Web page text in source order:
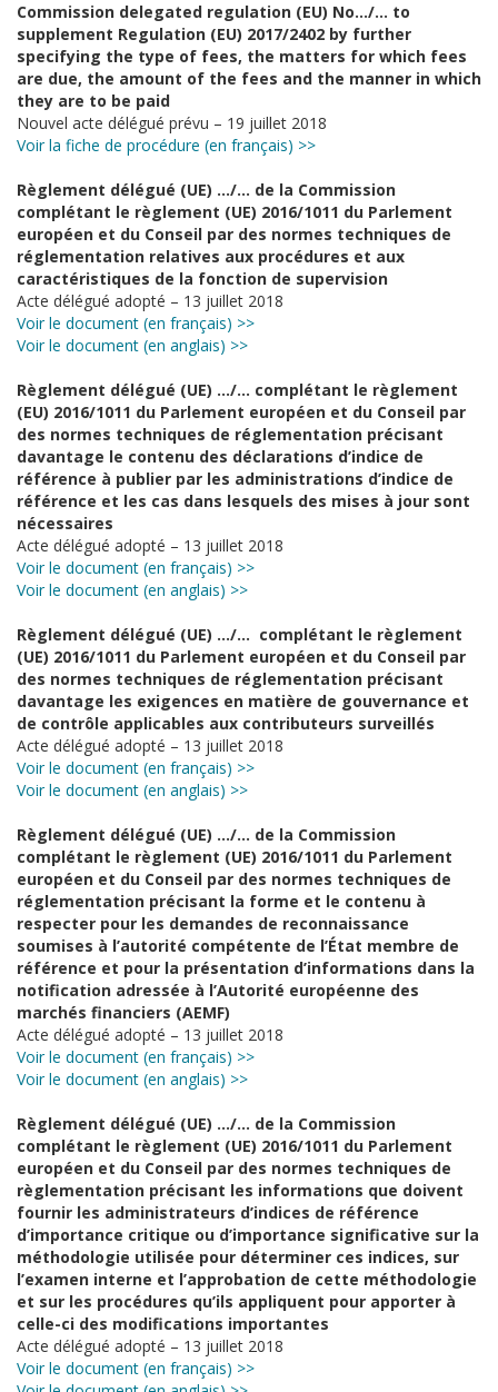
Commission delegated regulation (EU) No…/… to
supplement Regulation (EU) 2017/2402 by further
specifying the type of fees, the matters for which fees
are due, the amount of the fees and the manner in which
they are to be paid
Nouvel acte délégué prévu – 19 juillet 2018
Voir la fiche de procédure (en français) >>
Règlement délégué (UE) …/… de la Commission
complétant le règlement (UE) 2016/1011 du Parlement
européen et du Conseil par des normes techniques de
réglementation relatives aux procédures et aux
caractéristiques de la fonction de supervision
Acte délégué adopté – 13 juillet 2018
Voir le document (en français) >>
Voir le document (en anglais) >>
Règlement délégué (UE) …/… complétant le règlement
(EU) 2016/1011 du Parlement européen et du Conseil par
des normes techniques de réglementation précisant
davantage le contenu des déclarations d’indice de
référence à publier par les administrations d’indice de
référence et les cas dans lesquels des mises à jour sont
nécessaires
Acte délégué adopté – 13 juillet 2018
Voir le document (en français) >>
Voir le document (en anglais) >>
Règlement délégué (UE) …/… complétant le règlement
(UE) 2016/1011 du Parlement européen et du Conseil par
des normes techniques de réglementation précisant
davantage les exigences en matière de gouvernance et
de contrôle applicables aux contributeurs surveillés
Acte délégué adopté – 13 juillet 2018
Voir le document (en français) >>
Voir le document (en anglais) >>
Règlement délégué (UE) …/… de la Commission
complétant le règlement (UE) 2016/1011 du Parlement
européen et du Conseil par des normes techniques de
réglementation précisant la forme et le contenu à
respecter pour les demandes de reconnaissance
soumises à l’autorité compétente de l’État membre de
référence et pour la présentation d’informations dans la
notification adressée à l’Autorité européenne des
marchés financiers (AEMF)
Acte délégué adopté – 13 juillet 2018
Voir le document (en français) >>
Voir le document (en anglais) >>
Règlement délégué (UE) …/… de la Commission
complétant le règlement (UE) 2016/1011 du Parlement
européen et du Conseil par des normes techniques de
règlementation précisant les informations que doivent
fournir les administrateurs d’indices de référence
d’importance critique ou d’importance significative sur la
méthodologie utilisée pour déterminer ces indices, sur
l’examen interne et l’approbation de cette méthodologie
et sur les procédures qu’ils appliquent pour apporter à
celle-ci des modifications importantes
Acte délégué adopté – 13 juillet 2018
Voir le document (en français) >>